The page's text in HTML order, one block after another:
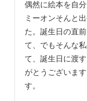
偶然に絵本を自
ミーオンそんと
た。誕生日の直
て、でもそんな
て、誕生日に渡
がとうございま
す。